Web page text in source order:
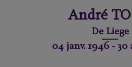
André
De Liege
04 janv. 1946- 30